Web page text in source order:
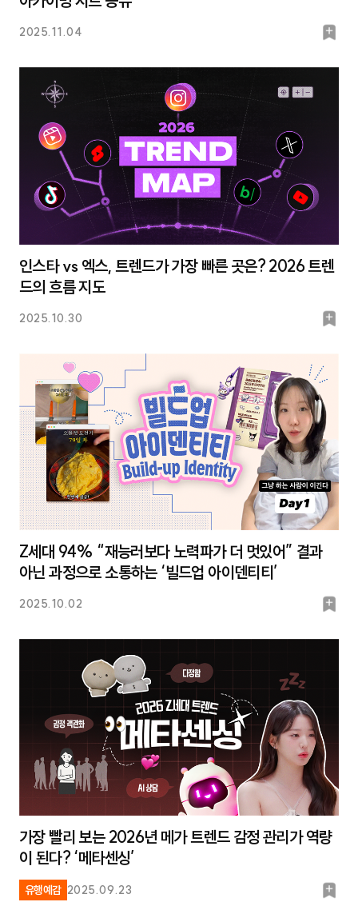
2025.11.04
북
인스타 vs 엑스, 트렌드가 가장 빠른 곳은? 2026 트렌
드의 흐름 지도
2025.10.30
북
크
Z세대 94% “재능러보다 노력파가 더 멋있어” 결과
아닌 과정으로 소통하는 ‘빌드업 아이덴티티’
2025.10.02
북
가장 빨리 보는 2026년 메가 트렌드 감정 관리가 역량
이 된다? ‘메타센싱’
유행예감 2025.09.23
북